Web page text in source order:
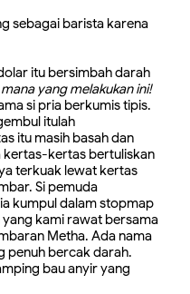
sebagai barista karena
itu bersimbah darah
yang melakukan ini!
si pria berkumis tipis.
itulah
itu masih basah dan
kertas-kertas bertuliskan
terkuak lewat kertas
Si pemuda
kumpul dalam stopmap
kami rawat bersama
Metha. Ada nama
penuh bercak darah.
bau anyir yang